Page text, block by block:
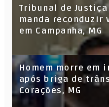
Tribunal de
manda reconduzir
em Campanha, MG
Homem morre em
após briga de
Corações, MG